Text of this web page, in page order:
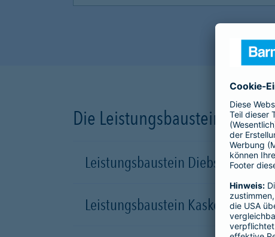
Die Leistungsbausteine
Leistungsbaustein Diebstahl-
Leistungsbaustein Kasko-Schutz